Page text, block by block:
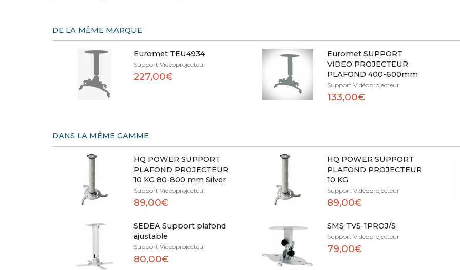
DE LA MÊME MARQUE
Euromet TEU4934
Support Vidéoprojecteur
227,00€
Euromet SUPPORT
VIDEO PROJECTEUR
PLAFOND 400-600mm
Support Vidéoprojecteur
133,00€
DANS LA MÊME GAMME
HQ POWER SUPPORT
PLAFOND PROJECTEUR
10 KG 80-800 mm Silver
Support Vidéoprojecteur
89,00€
HQ POWER SUPPORT
PLAFOND PROJECTEUR
10 KG
Support Vidéoprojecteur
89,00€
SEDEA Support plafond
ajustable
Support Vidéoprojecteur
80,00€
SMS TVS-1PROJ/S
Support Vidéoprojecteur
79,00€